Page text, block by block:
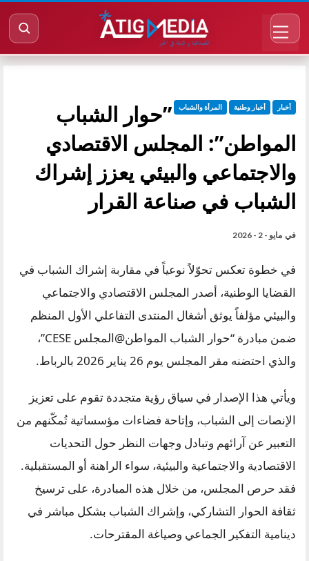
أخبار أخبار وطنية المرأة والشباب
”حوار الشباب
المواطن”: المجلس الاقتصادي
والاجتماعي والبيئي يعزز إشراك
الشباب في صناعة القرار
في مايو - 2 - 2026
في خطوة تعكس تحوّلاً نوعياً في مقاربة إشراك الشباب في
القضايا الوطنية، أصدر المجلس الاقتصادي والاجتماعي
والبيئي مؤلفاً يوثق أشغال المنتدى التفاعلي الأول المنظم
ضمن مبادرة “حوار الشباب المواطن@المجلس CESE”،
والذي احتضنه مقر المجلس يوم 26 يناير 2026 بالرباط.
ويأتي هذا الإصدار في سياق رؤية متجددة تقوم على تعزيز
الإنصات إلى الشباب، وإتاحة فضاءات مؤسساتية تُمكّنهم من
التعبير عن آرائهم وتبادل وجهات النظر حول التحديات
الاقتصادية والاجتماعية والبيئية، سواء الراهنة أو المستقبلية.
فقد حرص المجلس، من خلال هذه المبادرة، على ترسيخ
ثقافة الحوار التشاركي، وإشراك الشباب بشكل مباشر في
دينامية التفكير الجماعي وصياغة المقترحات.